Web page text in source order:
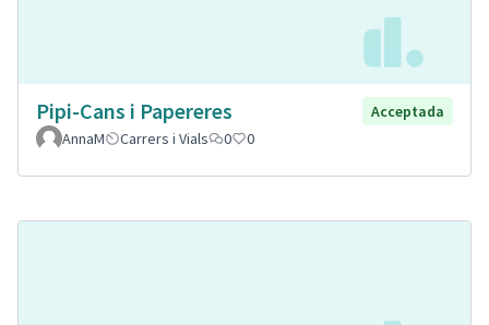
Pipi-Cans i Papereres
Acceptada
AnnaM
Carrers i Vials 0 0